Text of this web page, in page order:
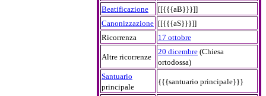
Beatificazione
[[{{{aB}}}]]
Canonizzazione [[{{{aS}}}]]
Ricorrenza
17 ottobre
Altre ricorrenze
20 dicembre (Chiesa
ortodossa)
Santuario
principale
{{{santuario principale}}}